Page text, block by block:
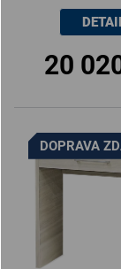
20
DOPRAVA